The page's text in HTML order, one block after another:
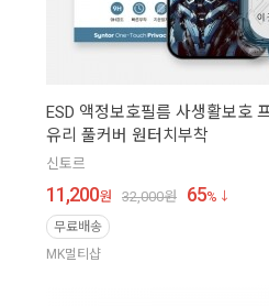
ESD 액정보호필름 사생활보호
유리 풀커버 원터치부착
신토르
11,200원 32,000원 65%
무료배송
MK멀티샵